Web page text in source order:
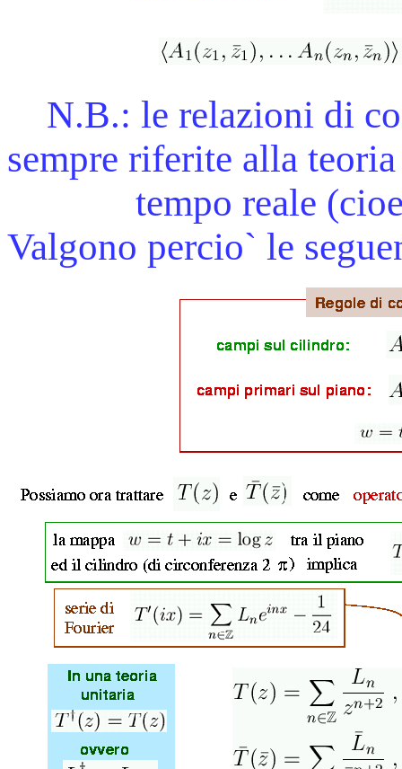
N.B.: le relazioni di
sempre riferite alla
tempo reale (cioe`
Valgono percio` le